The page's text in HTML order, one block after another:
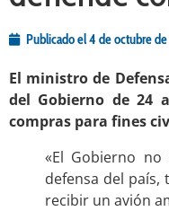
Publicado el4 de octubre
El ministro de
del Gobierno de 24
compras para fines
«El Gobierno
defensa del
recibir un avión